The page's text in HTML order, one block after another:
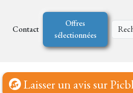
Contact
Offres
sélectionnées
Laisser un avis sur